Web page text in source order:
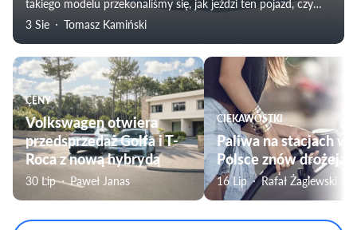
takiego modelu przekonaliśmy się, jak jeździ ten pojazd, czy
nadaje się do użytku rodzinnego i zweryfikowaliśmy
3 Sie Tomasz Kamiński
CENY
Volkswagen otwiera
przedsprzedaż Golfa i T-
Roca z nową hybrydą
30 Lip Paweł Janas
CIEKAWOSTKI
Paliwa na stacjach w
Polsce znów drożeją
16 Lip Rafał Żaglewski